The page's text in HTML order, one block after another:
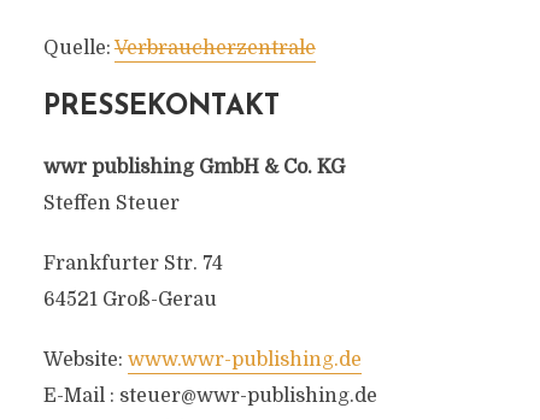
Quelle:Verbraucherzentrale
PRESSEKONTAKT
wwr publishing GmbH & Co. KG
Steffen Steuer
Frankfurter Str. 74
64521 Groß-Gerau
Website: www.wwr-publishing.de
E-Mail : steuer@wwr-publishing.de